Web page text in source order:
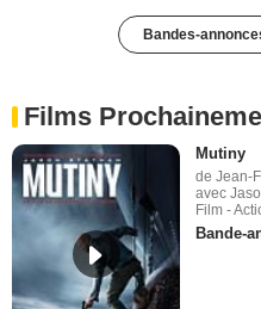
Bandes-
Films
Mutiny
de Jean-
avec
Film -
Bande-